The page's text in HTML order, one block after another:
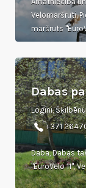
Velomaršruti,
maršruts
Dabas
Logini,
+371
Daba, Dabas
"EuroVelo 11",